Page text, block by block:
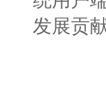
发展贡